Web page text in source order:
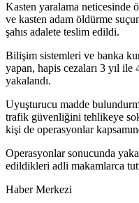
Kasten yaralama neticesinde
ve kasten adam öldürme
şahıs adalete teslim edildi.
Bilişim sistemleri ve banka
yapan, hapis cezaları 3 yıl ile
yakalandı.
Uyuşturucu madde
trafik güvenliğini tehlikeye
kişi de operasyonlar
Operasyonlar sonucunda
edildikleri adli makamlarca
Haber Merkezi